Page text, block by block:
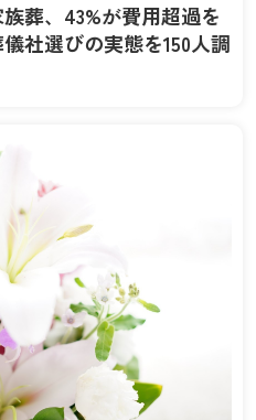
族葬、43%が費用超過を
社選びの実態を150人調